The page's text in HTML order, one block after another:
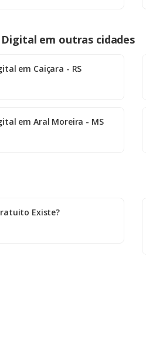
em outras cidades
em Caiçara - RS
em Aral Moreira - MS
Existe?